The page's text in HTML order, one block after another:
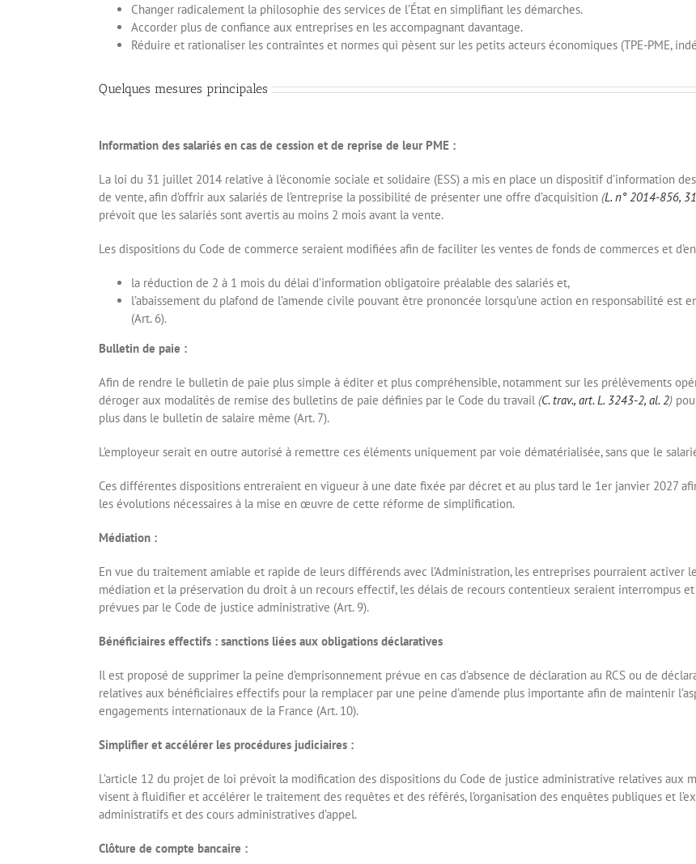
Changer radicalement la philosophie des services de l’État en simplifiant les démarches.
Accorder plus de confiance aux entreprises en les accompagnant davantage.
Réduire et rationaliser les contraintes et normes qui pèsent sur les petits acteurs économiques (TPE-PME,
Quelques mesures principales
Information des salariés en cas de cession et de reprise de leur PME :
La loi du 31 juillet 2014 relative à l’économie sociale et solidaire (ESS) a mis en place un dispositif d’information
de vente, afin d’offrir aux salariés de l’entreprise la possibilité de présenter une offre d’acquisition (L. n° 2014-856,
prévoit que les salariés sont avertis au moins 2 mois avant la vente.
Les dispositions du Code de commerce seraient modifiées afin de faciliter les ventes de fonds de commerces et
la réduction de 2 à 1 mois du délai d’information obligatoire préalable des salariés et,
l’abaissement du plafond de l’amende civile pouvant être prononcée lorsqu’une action en responsabilité est
(Art. 6).
Bulletin de paie :
Afin de rendre le bulletin de paie plus simple à éditer et plus compréhensible, notamment sur les prélèvements
déroger aux modalités de remise des bulletins de paie définies par le Code du travail (C. trav., art. L. 3243-2, al. 2)
plus dans le bulletin de salaire même (Art. 7).
L’employeur serait en outre autorisé à remettre ces éléments uniquement par voie dématérialisée, sans que le
Ces différentes dispositions entreraient en vigueur à une date fixée par décret et au plus tard le 1er janvier 2027
les évolutions nécessaires à la mise en œuvre de cette réforme de simplification.
Médiation :
En vue du traitement amiable et rapide de leurs différends avec l’Administration, les entreprises pourraient activer
médiation et la préservation du droit à un recours effectif, les délais de recours contentieux seraient interrompus
prévues par le Code de justice administrative (Art. 9).
Bénéficiaires effectifs : sanctions liées aux obligations déclaratives
Il est proposé de supprimer la peine d’emprisonnement prévue en cas d’absence de déclaration au RCS ou de
relatives aux bénéficiaires effectifs pour la remplacer par une peine d’amende plus importante afin de maintenir
engagements internationaux de la France (Art. 10).
Simplifier et accélérer les procédures judiciaires :
L’article 12 du projet de loi prévoit la modification des dispositions du Code de justice administrative relatives aux
visent à fluidifier et accélérer le traitement des requêtes et des référés, l’organisation des enquêtes publiques et
administratifs et des cours administratives d’appel.
Clôture de compte bancaire :